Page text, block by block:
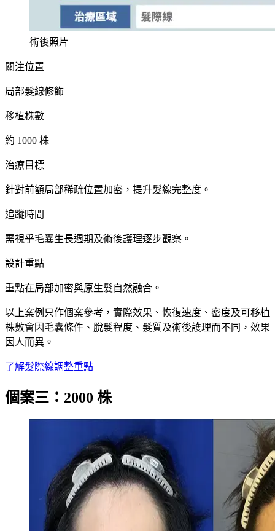
術後照片
關注位置
局部髮線修飾
移植株數
約 1000 株
治療目標
針對前額局部稀疏位置加密，提升髮線完整度。
追蹤時間
需視乎毛囊生長週期及術後護理逐步觀察。
設計重點
重點在局部加密與原生髮自然融合。
以上案例只作個案參考，實際效果、恢復速度、密度及可移植
株數會因毛囊條件、脫髮程度、髮質及術後護理而不同，效果
因人而異。
了解髮際線調整重點
個案三：2000 株